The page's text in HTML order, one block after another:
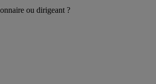
ou dirigeant ?